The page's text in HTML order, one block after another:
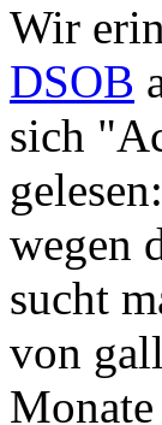
Wir
DSOB
sich
wegen
sucht
von